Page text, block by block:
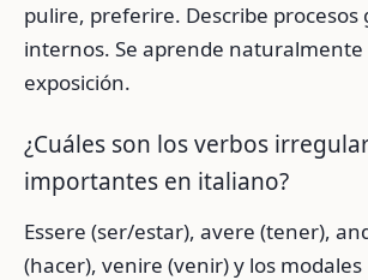
pulire, preferire. Describe procesos
internos. Se aprende naturalmente
exposición.
¿Cuáles son los verbos
importantes en italiano?
Essere (ser/estar), avere (tener),
(hacer), venire (venir) y los modales